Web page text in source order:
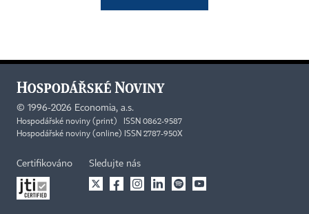
© 1996-2026 Economia, a.s.
Hospodářské noviny (print) ISSN 0862-9587
Hospodářské noviny (online) ISSN 2787-950X
Certifikováno Sledujte nás